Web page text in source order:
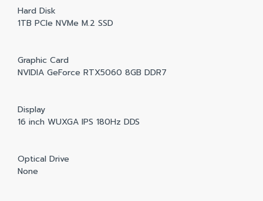
Hard Disk
1TB PCIe NVMe M.2 SSD
Graphic Card
NVIDIA GeForce RTX5060 8GB DDR7
Display
16 inch WUXGA IPS 180Hz DDS
Optical Drive
None